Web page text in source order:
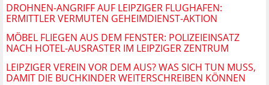
DROHNEN-ANGRIFF AUF LEIPZIGER FLUGHAFEN:
ERMITTLER VERMUTEN GEHEIMDIENST-AKTION
MÖBEL FLIEGEN AUS DEM FENSTER: POLIZEIEINSATZ
NACH HOTEL-AUSRASTER IM LEIPZIGER ZENTRUM
LEIPZIGER VEREIN VOR DEM AUS? WAS SICH TUN MUSS,
DAMIT DIE BUCHKINDER WEITERSCHREIBEN KÖNNEN